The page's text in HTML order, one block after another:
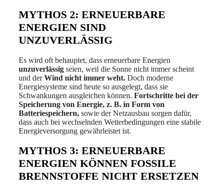
MYTHOS 2: ERNEUERBARE
ENERGIEN SIND
UNZUVERLÄSSIG
Es wird oft behauptet, dass erneuerbare Energien
unzuverlässig seien, weil die Sonne nicht immer scheint
und derWind nicht immer weht. Doch moderne
Energiesysteme sind heute so ausgelegt, dass sie
Schwankungen ausgleichen können. Fortschritte bei der
Speicherung von Energie, z. B. in Form von
Batteriespeichern, sowie der Netzausbau sorgen dafür,
dass auch bei wechselnden Wetterbedingungen eine stabile
Energieversorgung gewährleistet ist.
MYTHOS 3: ERNEUERBARE
ENERGIEN KÖNNEN FOSSILE
BRENNSTOFFE NICHT ERSETZEN